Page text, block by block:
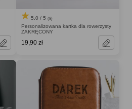
5.0 / 5 (9)
Personalizowana kartka dla rowerzysty
ZAKRĘCONY
19,90 zł